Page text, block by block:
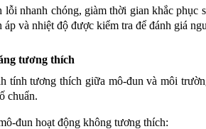
nhanh chóng, giàm thời gian khắc phục
áp và nhiệt độ được kiểm tra để đánh giá
tương thích
tính tương thích giữa mô-đun và môi
chuẩn.
đun hoạt động không tương thích: